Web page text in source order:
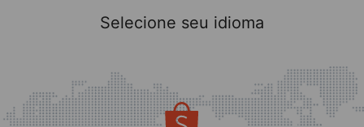
Selecione seu idioma